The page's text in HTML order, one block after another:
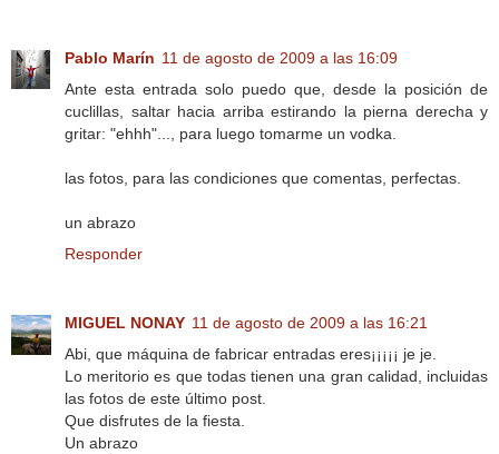
Pablo Marín 11 de agosto de 2009 a las 16:09
Ante esta entrada solo puedo que, desde la posición de
cuclillas, saltar hacia arriba estirando la pierna derecha y
gritar: "ehhh"..., para luego tomarme un vodka.
las fotos, para las condiciones que comentas, perfectas.
un abrazo
Responder
MIGUEL NONAY 11 de agosto de 2009 a las 16:21
Abi, que máquina de fabricar entradas eres¡¡¡¡¡ je je.
Lo meritorio es que todas tienen una gran calidad, incluidas
las fotos de este último post.
Que disfrutes de la fiesta.
Un abrazo